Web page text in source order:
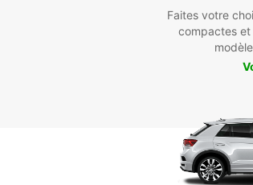
Faites votre
compactes et